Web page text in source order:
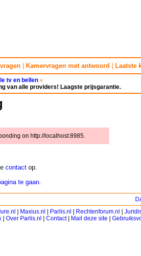
Kamervragen met antwoord Laatste
tv en bellen «
van alle providers! Laagste prijsgarantie.
on http://localhost:8985.
contact op.
te gaan
| Maxius.nl | Parlis.nl | Rechtenforum.nl |
| Over Parlis.nl | Contact| Mail deze site |